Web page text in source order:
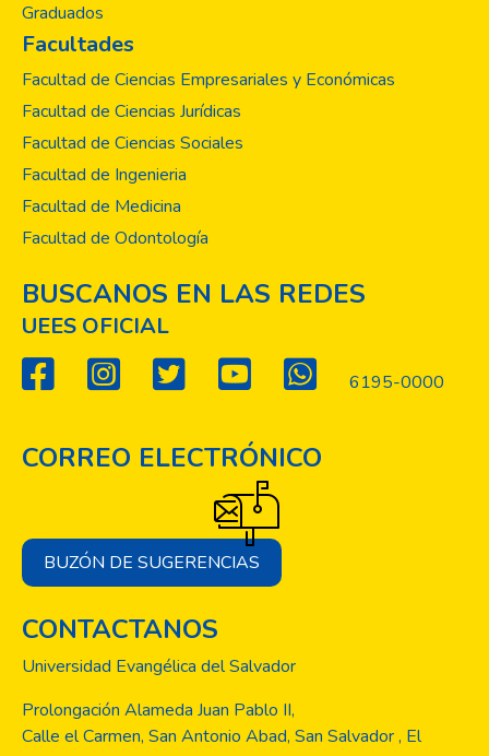
Graduados
Facultades
Facultad de Ciencias Empresariales y Económicas
Facultad de Ciencias Jurídicas
Facultad de Ciencias Sociales
Facultad de Ingenieria
Facultad de Medicina
Facultad de Odontología
BUSCANOS EN LAS REDES
UEES OFICIAL
6195-0000
CORREO ELECTRÓNICO
BUZÓN DE SUGERENCIAS
CONTACTANOS
Universidad Evangélica del Salvador
Prolongación Alameda Juan Pablo II,
Calle el Carmen, San Antonio Abad, San Salvador , El